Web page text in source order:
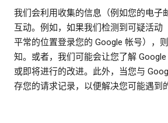
我们会利用收集的信息（例如您的电子
互动。例如，如果我们检测到可疑活动
平常的位置登录您的 Google 帐号），
知。或者，我们可能会让您了解
或即将进行的改进。此外，当您与
存您的请求记录，以便解决您可能遇到